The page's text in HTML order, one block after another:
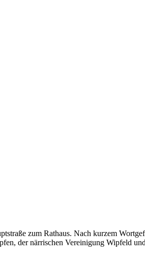
zum Rathaus. Nach kurzem
der närrischen Vereinigung Wipfeld